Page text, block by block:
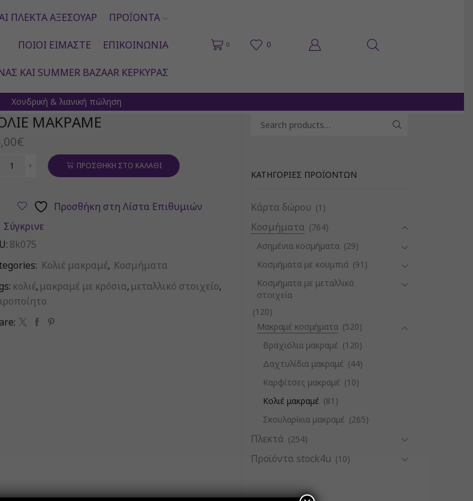
ΠΛΕΚΤΆ ΑΞΕΣΟΥΆΡ ΠΡΟΪΌΝΤΑ
ΠΟΙΟΙ ΕΊΜΑΣΤΕ ΕΠΙΚΟΙΝΩΝΊΑ
ΚΑΙ SUMMER BAZAAR ΚΈΡΚΥΡΑΣ
0 0
Χονδρική & λιανική πώληση
ΜΑΚΡΑΜΈ
€
Κολιέ
ΠΡΟΣΘΉΚΗ ΣΤΟ ΚΑΛΆΘΙ
Προσθήκη στη Λίστα Επιθυμιών
Σύγκρινε
8k075
Κολιέ μακραμέ, Κοσμήματα
κολιέ, μακραμέ με κρόσια, μεταλλικό στοιχείο,
Search for: SEARCH
ΚΑΤΗΓΟΡΊΕΣ ΠΡΟΪΌΝΤΩΝ
Κάρτα δώρου (1)
Κοσμήματα (764)
Ασημένια κοσμήματα (29)
Κοσμήματα με κουμπιά (91)
Κοσμήματα με μεταλλικά
στοιχεία
(120)
Μακραμέ κοσμήματα (520)
Βραχιόλια μακραμέ (120)
Δαχτυλίδια μακραμέ (44)
Καρφίτσες μακραμέ (10)
Κολιέ μακραμέ (81)
Σκουλαρίκια μακραμέ (265)
Πλεκτά (254)
Προϊόντα stock4u (10)